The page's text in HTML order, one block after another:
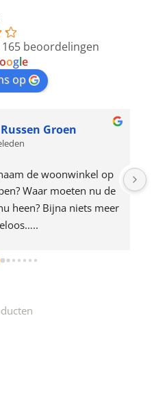
beoordelingen
oogle
op
Groen
de woonwinkel op
Waar moeten nu de
heen? Bijna niets meer